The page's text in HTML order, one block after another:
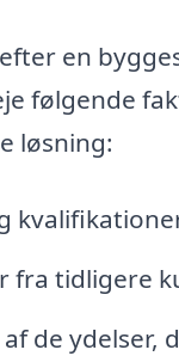
en
følgende
løsning:
fra tidligere
de ydelser,